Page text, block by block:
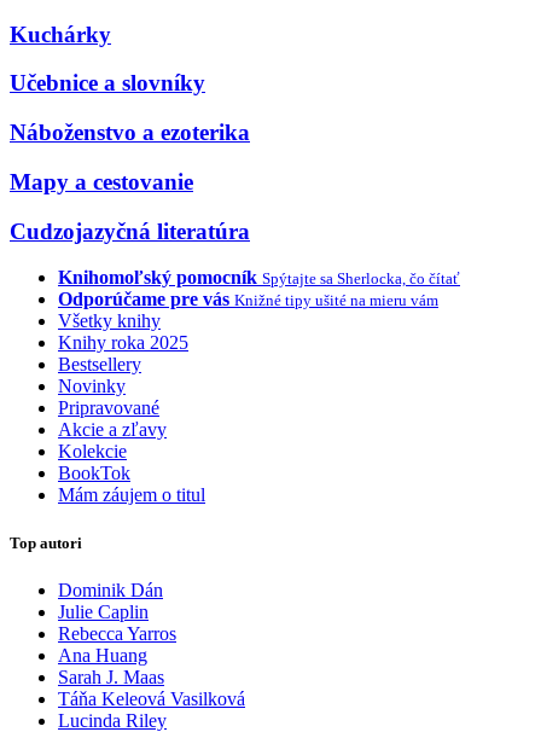
Kuchárky
Učebnice a slovníky
Náboženstvo a ezoterika
Mapy a cestovanie
Cudzojazyčná literatúra
Knihomoľský pomocník Spýtajte sa Sherlocka, čo čítať
Odporúčame pre vás Knižné tipy ušité na mieru vám
Všetky knihy
Knihy roka 2025
Bestsellery
Novinky
Pripravované
Akcie a zľavy
Kolekcie
BookTok
Mám záujem o titul
Top autori
Dominik Dán
Julie Caplin
Rebecca Yarros
Ana Huang
Sarah J. Maas
Táňa Keleová Vasilková
Lucinda Riley